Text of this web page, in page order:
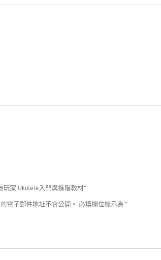
玩家 Ukulele入門與進階教材”
電子郵件地址不會公開。 必填欄位標示為 *